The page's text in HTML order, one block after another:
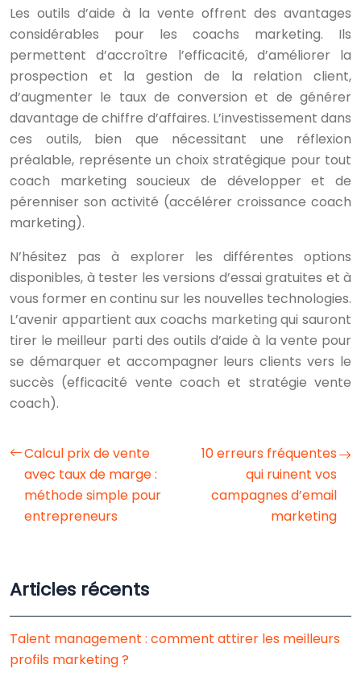
Les outils d’aide à la vente offrent des avantages
considérables pour les coachs marketing. Ils
permettent d’accroître l’efficacité, d’améliorer la
prospection et la gestion de la relation client,
d’augmenter le taux de conversion et de générer
davantage de chiffre d’affaires. L’investissement dans
ces outils, bien que nécessitant une réflexion
préalable, représente un choix stratégique pour tout
coach marketing soucieux de développer et de
pérenniser son activité (accélérer croissance coach
marketing).
N’hésitez pas à explorer les différentes options
disponibles, à tester les versions d’essai gratuites et à
vous former en continu sur les nouvelles technologies.
L’avenir appartient aux coachs marketing qui sauront
tirer le meilleur parti des outils d’aide à la vente pour
se démarquer et accompagner leurs clients vers le
succès (efficacité vente coach et stratégie vente
coach).
Calcul prix de vente
avec taux de marge :
méthode simple pour
entrepreneurs
10 erreurs fréquentes
qui ruinent vos
campagnes d’email
marketing
Articles récents
Talent management : comment attirer les meilleurs
profils marketing ?